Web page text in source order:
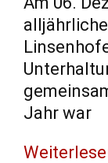
Jahr war